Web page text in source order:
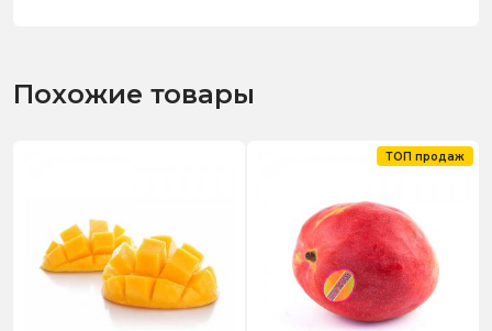
Похожие товары
ТОП продаж